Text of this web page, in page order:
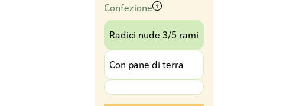
Confezione
Radici nude 3/5 rami
Con pane di terra